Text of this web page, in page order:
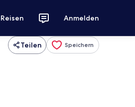
Anmelden
Teilen Speichern